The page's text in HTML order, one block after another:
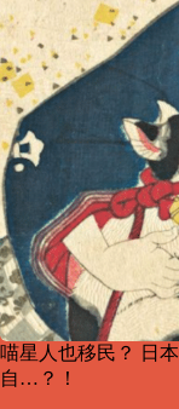
喵星人也移民？ 日
自…？！